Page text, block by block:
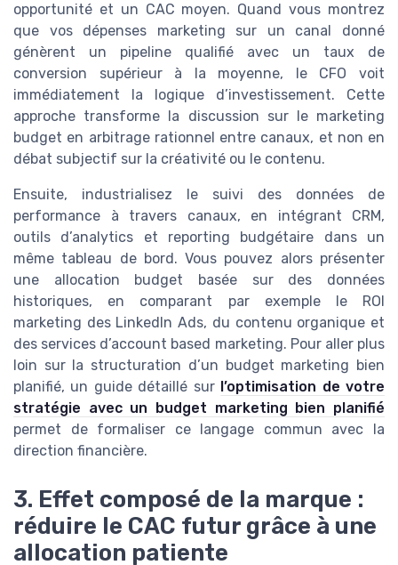
opportunité et un CAC moyen. Quand vous montrez
que vos dépenses marketing sur un canal donné
génèrent un pipeline qualifié avec un taux de
conversion supérieur à la moyenne, le CFO voit
immédiatement la logique d’investissement. Cette
approche transforme la discussion sur le marketing
budget en arbitrage rationnel entre canaux, et non en
débat subjectif sur la créativité ou le contenu.
Ensuite, industrialisez le suivi des données de
performance à travers canaux, en intégrant CRM,
outils d’analytics et reporting budgétaire dans un
même tableau de bord. Vous pouvez alors présenter
une allocation budget basée sur des données
historiques, en comparant par exemple le ROI
marketing des LinkedIn Ads, du contenu organique et
des services d’account based marketing. Pour aller plus
loin sur la structuration d’un budget marketing bien
planifié, un guide détaillé sur l’optimisation de votre
stratégie avec un budget marketing bien planifié
permet de formaliser ce langage commun avec la
direction financière.
3. Effet composé de la marque :
réduire le CAC futur grâce à une
allocation patiente